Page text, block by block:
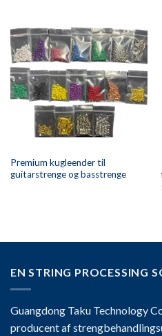
Premium kugleender til
guitarstrenge og basstrenge
EN STRING PROCESSING
Guangdong Taku Technology
producent af